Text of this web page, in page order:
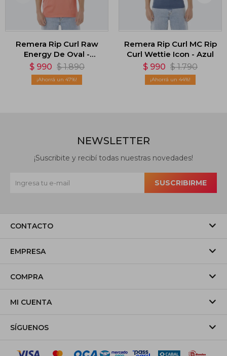
Remera Rip Curl Raw
Energy De Oval -
Rosado
$ 990 $ 1.890
47
Remera Rip Curl MC Rip
Curl Wettie Icon - Azul
$ 990 $ 1.790
44
CONTACTO
EMPRESA
COMPRA
MI CUENTA
SÍGUENOS
NEWSLETTER
¡Suscribite y recibí todas nuestras novedades!
SUSCRIBIRME